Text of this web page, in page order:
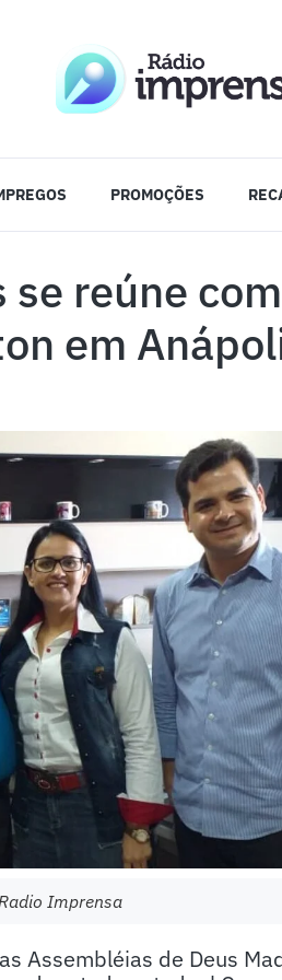
PROMOÇÕES
reúne com
em
Imprensa
Assembléias de Deus